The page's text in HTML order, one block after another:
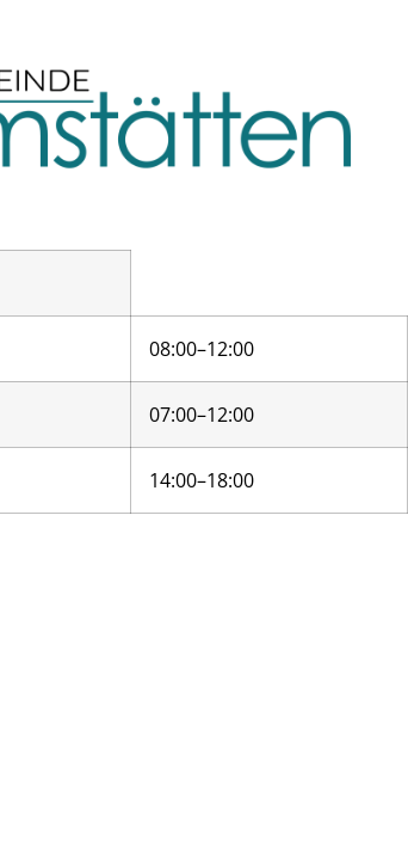
08:00–12:00
07:00–12:00
14:00–18:00